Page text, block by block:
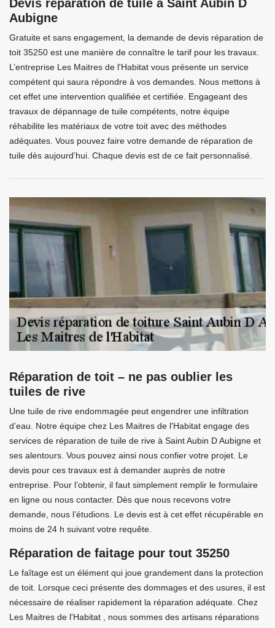
Devis réparation de tuile à Saint Aubin D
Aubigne
Gratuite et sans engagement, la demande de devis réparation de
toit 35250 est une manière de connaître le tarif pour les travaux.
L’entreprise Les Maitres de l'Habitat vous présente un service
compétent qui saura répondre à vos demandes. Nous mettons à
cet effet une intervention qualifiée et certifiée. Engageant des
travaux de dépannage de tuile compétents, notre équipe
réhabilite les matériaux de votre toit avec des méthodes
adéquates. Vous pouvez faire votre demande de réparation de
tuile dès aujourd’hui. Chaque devis est de ce fait personnalisé.
Réparation de toit – ne pas oublier les
tuiles de rive
Une tuile de rive endommagée peut engendrer une infiltration
d’eau. Notre équipe chez Les Maitres de l'Habitat engage des
services de réparation de tuile de rive à Saint Aubin D Aubigne et
ses alentours. Vous pouvez ainsi nous confier votre projet. Le
devis pour ces travaux est à demander auprès de notre
entreprise. Pour l’obtenir, il faut simplement remplir le formulaire
en ligne ou nous contacter. Dès que nous recevons votre
demande, nous l’étudions. Le devis est à cet effet récupérable en
moins de 24 h suivant votre requête.
Réparation de faitage pour tout 35250
Le faîtage est un élément qui joue grandement dans la protection
de toit. Lorsque ceci présente des dommages et des usures, il est
nécessaire de réaliser rapidement la réparation adéquate. Chez
Les Maitres de l'Habitat , nous sommes des artisans réparations